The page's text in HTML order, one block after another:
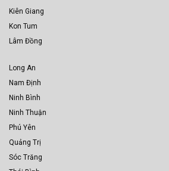
Kiên Giang
Kon Tum
Lâm Đồng
Long An
Nam Định
Ninh Bình
Ninh Thuận
Phú Yên
Quảng Trị
Sóc Trăng